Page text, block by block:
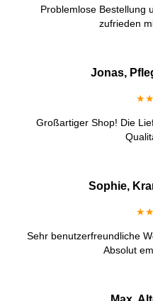
Problemlose Bestellung
zufrieden
Jonas,
Großartiger Shop! Die
Sophie,
Sehr benutzerfreundliche
Absolut